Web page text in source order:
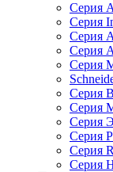
Серия
Серия
Серия
Серия
Серия
Серия
Серия
Серия
Серия
Серия
Серия